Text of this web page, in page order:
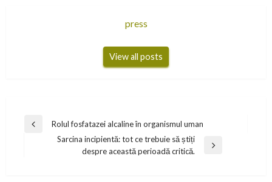
press
View all posts
Navigare
Previous
Rolul fosfatazei alcaline în organismul uman
Sarcina incipientă: tot ce trebuie să știți
despre această perioadă critică.